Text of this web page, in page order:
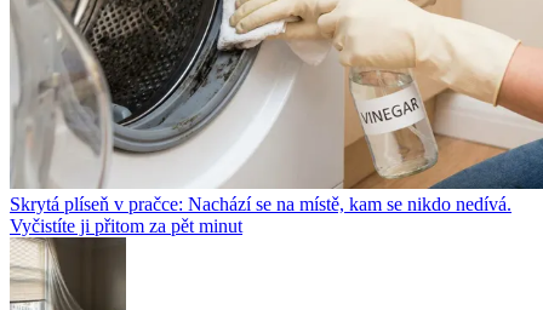
Skrytá plíseň v pračce: Nachází se na místě, kam se nikdo nedívá.
Vyčistíte ji přitom za pět minut